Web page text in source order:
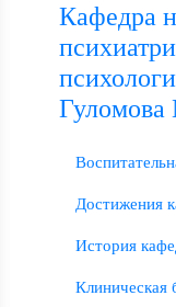
Кафедра
Гуломова
Достижения
История
Клиническая